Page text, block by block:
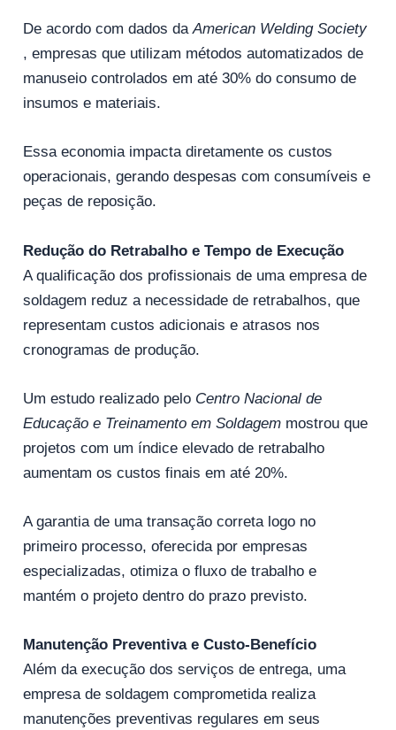
De acordo com dados daAmerican Welding Society
, empresas que utilizam métodos automatizados de
manuseio controlados em até 30% do consumo de
insumos e materiais.
Essa economia impacta diretamente os custos
operacionais, gerando despesas com consumíveis e
peças de reposição.
Redução do Retrabalho e Tempo de Execução
A qualificação dos profissionais de uma empresa de
soldagem reduz a necessidade de retrabalhos, que
representam custos adicionais e atrasos nos
cronogramas de produção.
Um estudo realizado pelo Centro Nacional de
Educação e Treinamento em Soldagem mostrou que
projetos com um índice elevado de retrabalho
aumentam os custos finais em até 20%.
A garantia de uma transação correta logo no
primeiro processo, oferecida por empresas
especializadas, otimiza o fluxo de trabalho e
mantém o projeto dentro do prazo previsto.
Manutenção Preventiva e Custo-Benefício
Além da execução dos serviços de entrega, uma
empresa de soldagem comprometida realiza
manutenções preventivas regulares em seus